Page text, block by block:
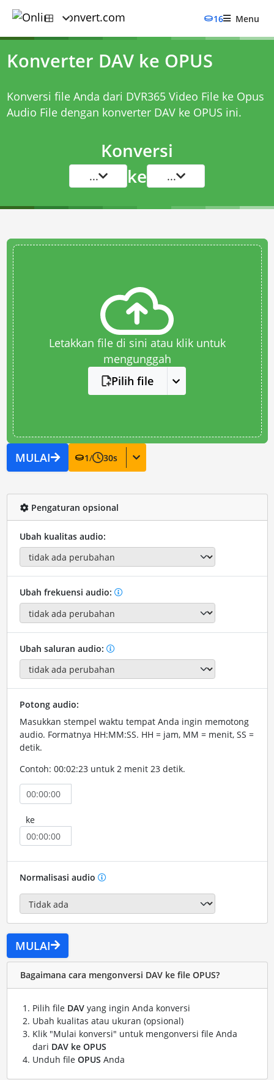
16 Menu
Konverter DAV ke OPUS
Konversi file Anda dari DVR365 Video File ke Opus
Audio File dengan konverter DAV ke OPUS ini.
Konversi
... ke ...
Letakkan file di sini atau klik untuk
mengunggah
Pilih file
MULAI 1/ 30s
Pengaturan opsional
Ubah kualitas audio:
Ubah frekuensi audio:
Ubah saluran audio:
Potong audio:
Masukkan stempel waktu tempat Anda ingin memotong
audio. Formatnya HH:MM:SS. HH = jam, MM = menit, SS =
detik.
Contoh: 00:02:23 untuk 2 menit 23 detik.
ke
Normalisasi audio
MULAI
Bagaimana cara mengonversi DAV ke file OPUS?
Pilih file DAVyang ingin Anda konversi
Ubah kualitas atau ukuran (opsional)
Klik "Mulai konversi" untuk mengonversi file Anda
dari DAV ke OPUS
Unduh file OPUS Anda